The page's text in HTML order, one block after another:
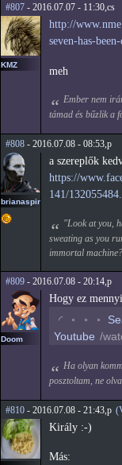
#807 - 2016.07.07 - 11:30,cs
KMZ
http://
seven-has-
meh
Ember nem
támad és bűzlik a
#808 - 2016.07.08 - 08:53,p
brianaspirin
a szereplők
https://
141/132055484...
"Look at you,
sweating as you
immortal
#809 - 2016.07.08 - 20:14,p
Doom
Hogy ez
◡ ◦ ◦ ◦
Youtube /
Ha olyan
posztoltam, ne
#810 - 2016.07.08 - 21:43,p
Király :-)
Más: